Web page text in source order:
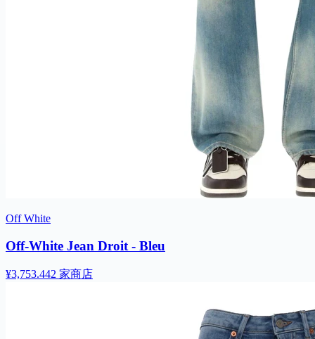
Off White
Off-White Jean Droit - Bleu
¥3,753.442 家商店